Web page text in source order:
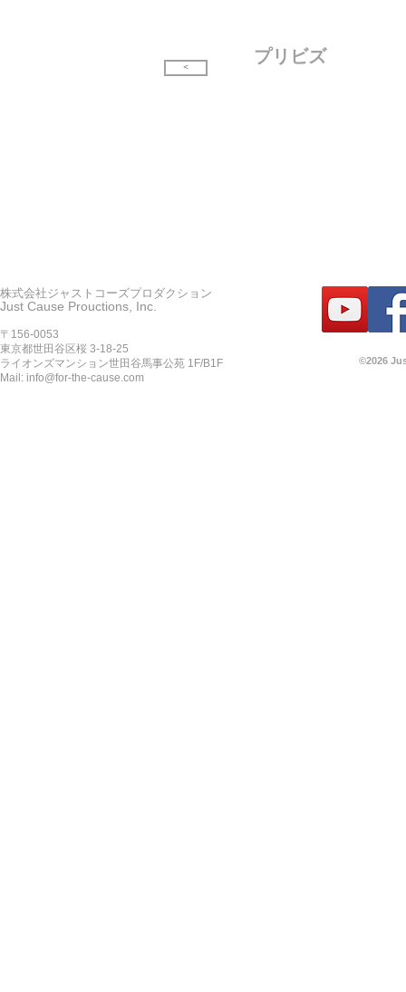
＞
プリビズ
株式会社ジャストコーズプロダクション
Just Cause Prouctions, Inc.
〒156-0053
東京都世田谷区桜 3-18-25
ライオンズマンション世田谷馬事公苑 1F/B1F
Mail: info@for-the-cause.com
©2026